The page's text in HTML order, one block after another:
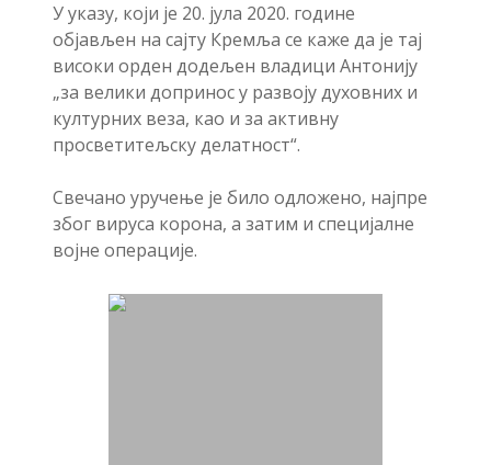
У указу, који је 20. јула 2020. године
објављен на сајту Кремља се каже да је тај
високи орден додељен владици Антонију
„за велики допринос у развоју духовних и
културних веза, као и за активну
просветитељску делатност“.
Свечано уручење је било одложено, најпре
због вируса корона, а затим и специјалне
војне операције.